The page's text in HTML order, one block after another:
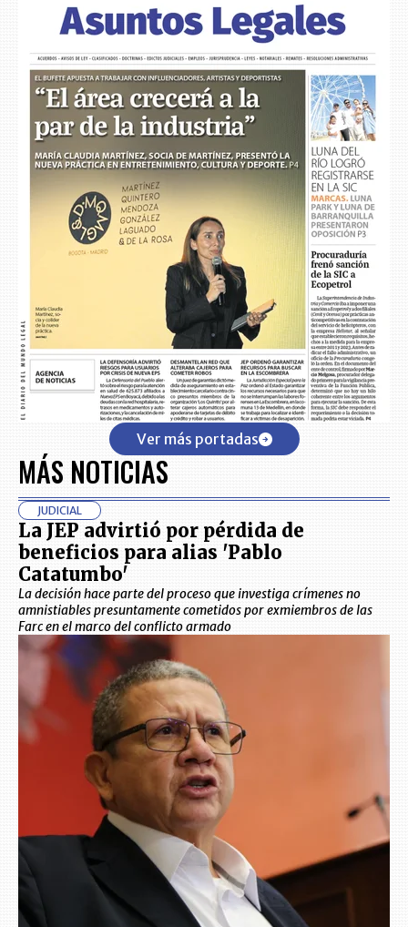
Ver más portadas
MÁS NOTICIAS
JUDICIAL
La JEP advirtió por pérdida de
beneficios para alias 'Pablo
Catatumbo'
La decisión hace parte del proceso que investiga crímenes no
amnistiables presuntamente cometidos por exmiembros de las
Farc en el marco del conflicto armado